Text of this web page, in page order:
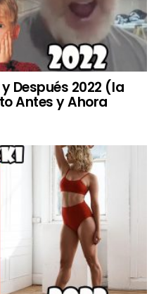
Después 2022 (la
Antes y Ahora